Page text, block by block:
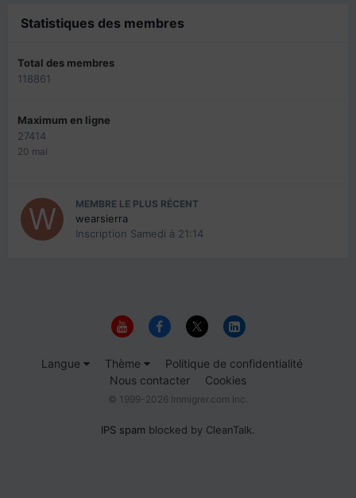
Statistiques des membres
Total des membres
118861
Maximum en ligne
27414
20 mai
MEMBRE LE PLUS RÉCENT
wearsierra
Inscription Samedi à 21:14
Langue Thème
Politique de confidentialité
Nous contacter
Cookies
© 1999-2026 Immigrer.com Inc.
IPS spam blocked by CleanTalk.